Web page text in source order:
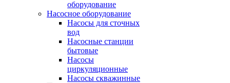
оборудование
Насосное оборудование
Насосы для сточных
вод
Насосные станции
бытовые
Насосы
циркуляционные
Насосы скважинные